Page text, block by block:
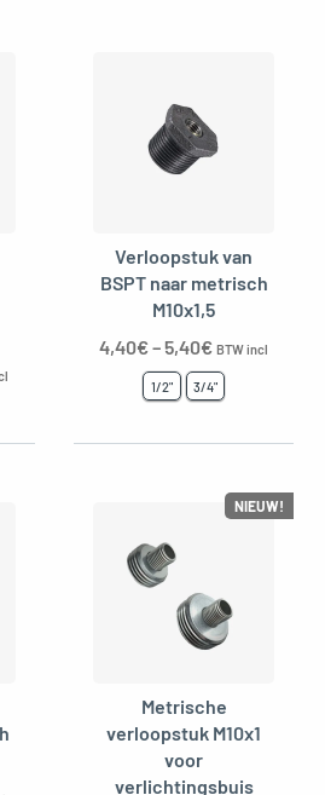
Verloopstuk van
BSPT naar metrisch
M10x1,5
4,40€–5,40€ BTW incl
1/2" 3/4"
NIEUW!
Metrische
verloopstuk M10x1
voor
verlichtingsbuis